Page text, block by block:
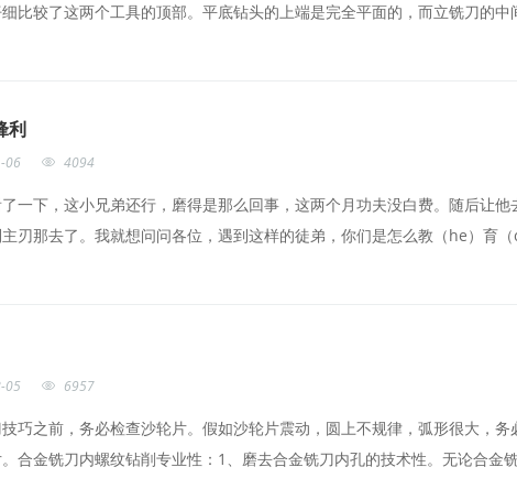
比较了这两个工具的顶部。平底钻头的上端是完全平面的，而立铣刀的
利
06 4094
一下，这小兄弟还行，磨得是那么回事，这两个月功夫没白费。随后让
刃那去了。我就想问问各位，遇到这样的徒弟，你们是怎么教（he）育
05 6957
巧之前，务必检查沙轮片。假如沙轮片震动，圆上不规律，弧形很大，
合金铣刀内螺纹钻削专业性：1、磨去合金铣刀内孔的技术性。无论合金